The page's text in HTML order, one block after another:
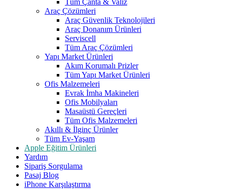
Tüm Çanta & Valiz
Araç Çözümleri
Araç Güvenlik Teknolojileri
Araç Donanım Ürünleri
Serviscell
Tüm Araç Çözümleri
Yapı Market Ürünleri
Akım Korumalı Prizler
Tüm Yapı Market Ürünleri
Ofis Malzemeleri
Evrak İmha Makineleri
Ofis Mobilyaları
Masaüstü Gereçleri
Tüm Ofis Malzemeleri
Akıllı & İlginç Ürünler
Tüm Ev-Yaşam
Apple Eğitim Ürünleri
Yardım
Sipariş Sorgulama
Pasaj Blog
iPhone Karşılaştırma